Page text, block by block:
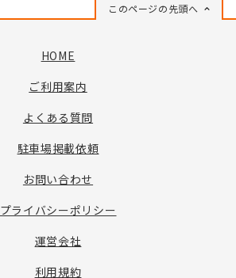
このページの先頭へ
HOME
ご利用案内
よくある質問
駐車場掲載依頼
お問い合わせ
プライバシーポリシー
運営会社
利用規約